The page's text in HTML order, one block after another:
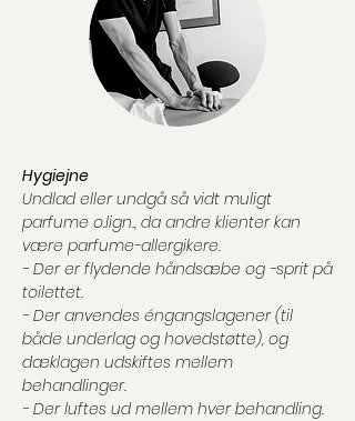
Hygiejne
Undlad eller undgå så vidt muligt
parfume o.lign., da andre klienter kan
være parfume-allergikere.
- Der er flydende håndsæbe og -sprit på
toilettet.
- Der anvendes éngangslagener (til
både underlag og hovedstøtte), og
dæklagen udskiftes mellem
behandlinger.
- Der luftes ud mellem hver behandling.